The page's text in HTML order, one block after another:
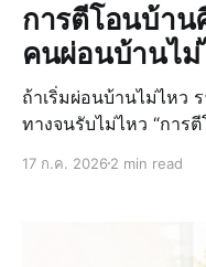
การตีโอนบ้าน
คนผ่อนบ้านไ
ถ้าเริ่มผ่อนบ้านไม่ไหว
ทางจนรับไม่ไหว “การ
กรรมสิทธิ์บ้านให้ธนาค
17 ก.ค. 2026 2 min read